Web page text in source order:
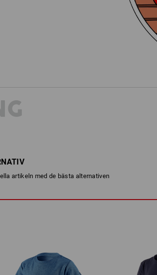
artikeln med de bästa alternativen